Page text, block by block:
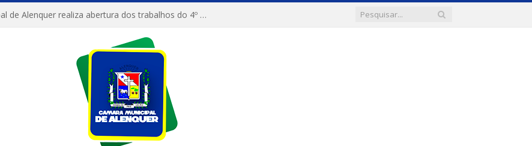
Câmara Municipal de Alenquer realiza abertura dos trabalhos do 4º Período Legislativo